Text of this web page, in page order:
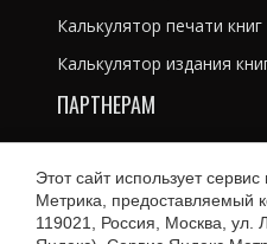
Калькулятор печати книг
Калькулятор издания
ПАРТНЕРАМ
Рекламодателям
Магазинам и
Этот сайт использует
Метрика,
119021, Россия, Москва, ул.